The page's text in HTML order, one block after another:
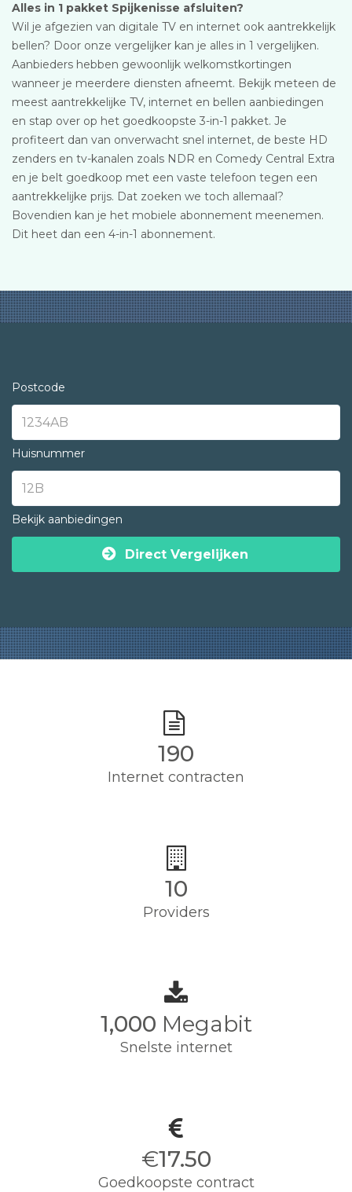
Alles in 1 pakket Spijkenisse afsluiten?
Wil je afgezien van digitale TV en internet ook aantrekkelijk
bellen? Door onze vergelijker kan je alles in 1 vergelijken.
Aanbieders hebben gewoonlijk welkomstkortingen
wanneer je meerdere diensten afneemt. Bekijk meteen de
meest aantrekkelijke TV, internet en bellen aanbiedingen
en stap over op het goedkoopste 3-in-1 pakket. Je
profiteert dan van onverwacht snel internet, de beste HD
zenders en tv-kanalen zoals NDR en Comedy Central Extra
en je belt goedkoop met een vaste telefoon tegen een
aantrekkelijke prijs. Dat zoeken we toch allemaal?
Bovendien kan je het mobiele abonnement meenemen.
Dit heet dan een 4-in-1 abonnement.
Postcode
Huisnummer
Bekijk aanbiedingen
Direct Vergelijken
190
Internet contracten
10
Providers
1,000 Megabit
Snelste internet
€17.50
Goedkoopste contract